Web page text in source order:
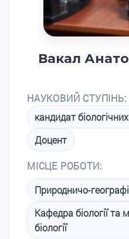
Вакал
НАУКОВИЙ СТУПІНЬ:
кандидат
Доцент
МІСЦЕ РОБОТИ:
Природничо-
Кафедра біології та
біології